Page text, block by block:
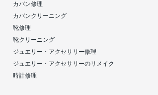
カバン修理
カバンクリーニング
靴修理
靴クリーニング
ジュエリー・アクセサリー修理
ジュエリー・アクセサリーのリメイク
時計修理